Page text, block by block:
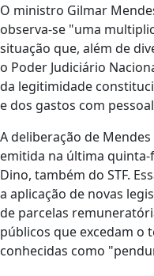
O ministro Gilmar
observa-se "uma
situação que, além de
o Poder Judiciário
da legitimidade
e dos gastos com
A deliberação de
emitida na última
Dino, também do STF.
a aplicação de novas
de parcelas
públicos que excedam o
conhecidas como